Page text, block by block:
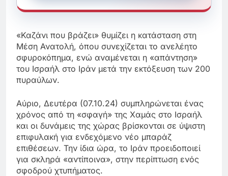
«Καζάνι που βράζει» θυμίζει η κατάσταση στη
Μέση Ανατολή, όπου συνεχίζεται το ανελέητο
σφυροκόπημα, ενώ αναμένεται η «απάντηση»
του Ισραήλ στο Ιράν μετά την εκτόξευση των 200
πυραύλων.
Αύριο, Δευτέρα (07.10.24) συμπληρώνεται ένας
χρόνος από τη «σφαγή» της Χαμάς στο Ισραήλ
και οι δυνάμεις της χώρας βρίσκονται σε ύψιστη
επιφυλακή για ενδεχόμενο νέο μπαράζ
επιθέσεων. Την ίδια ώρα, το Ιράν προειδοποιεί
για σκληρά «αντίποινα», στην περίπτωση ενός
σφοδρού χτυπήματος.